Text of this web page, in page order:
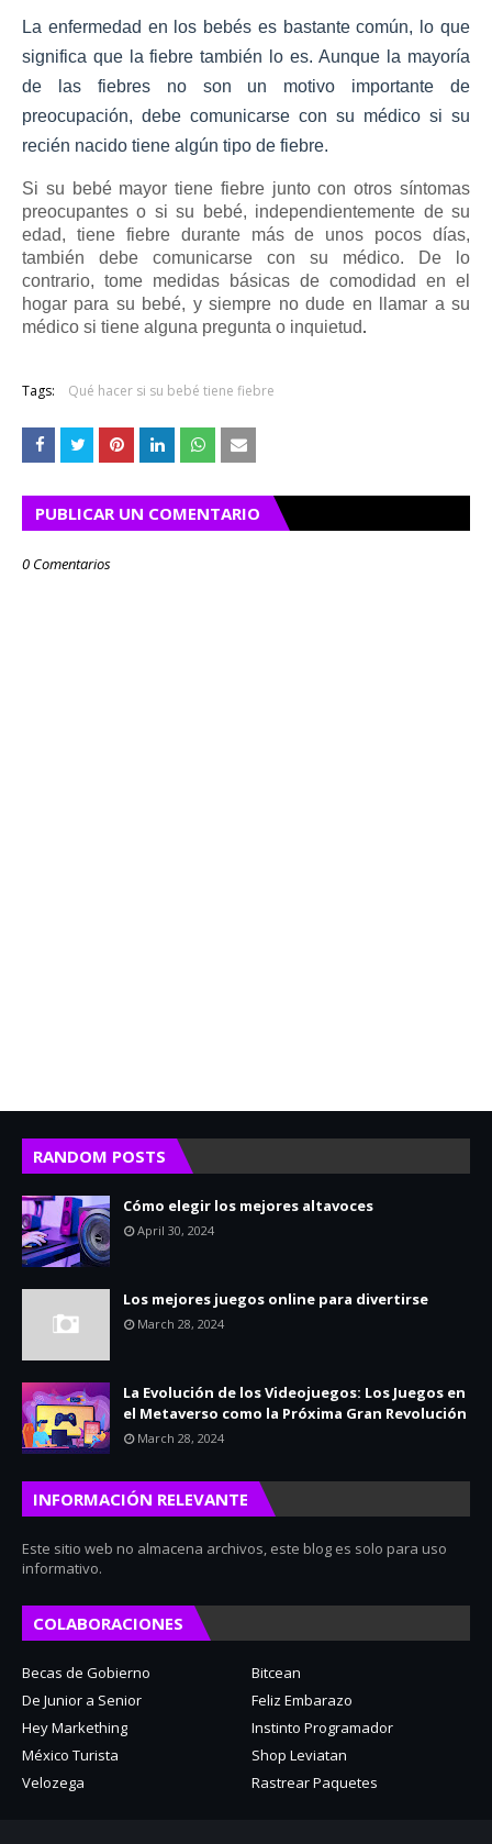
La enfermedad en los bebés es bastante común, lo que
significa que la fiebre también lo es.Aunque la mayoría
de las fiebres no son un motivo importante de
preocupación, debe comunicarse con su médico si su
recién nacido tiene algún tipo de fiebre.
Si su bebé mayor tiene fiebre junto con otros síntomas
preocupantes o si su bebé, independientemente de su
edad, tiene fiebre durante más de unos pocos días,
también debe comunicarse con su médico.
De lo
contrario, tome medidas básicas de comodidad en el
hogar para su bebé, y siempre no dude en llamar a su
médico si tiene alguna pregunta o inquietud.
Tags: Qué hacer si su bebé tiene fiebre
PUBLICAR UN COMENTARIO
0 Comentarios
RANDOM POSTS
Cómo elegir los mejores altavoces
April 30, 2024
Los mejores juegos online para divertirse
March 28, 2024
La Evolución de los Videojuegos: Los Juegos en
el Metaverso como la Próxima Gran Revolución
March 28, 2024
INFORMACIÓN RELEVANTE
Este sitio web no almacena archivos, este blog es solo para uso
informativo.
COLABORACIONES
Becas de Gobierno
Bitcean
De Junior a Senior
Feliz Embarazo
Hey Markething
Instinto Programador
México Turista
Shop Leviatan
Velozega
Rastrear Paquetes